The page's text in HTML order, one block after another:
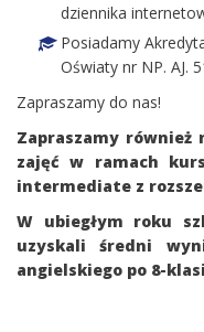
dziennika
Posiadamy
Oświaty nr NP. AJ.
Zapraszamy do nas!
Zapraszamy również
zajęć w ramach
intermediate z
W ubiegłym roku
uzyskali średni
angielskiego po 8-